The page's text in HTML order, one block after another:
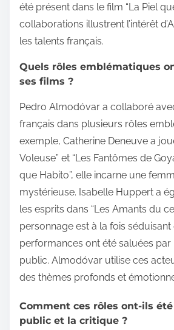
été présent dans le film “La Piel
collaborations illustrent l’intérêt
les talents français.
Quels rôles emblématiques
ses films ?
Pedro Almodóvar a collaboré
français dans plusieurs rôles
exemple, Catherine Deneuve a
Voleuse” et “Les Fantômes de
que Habito”, elle incarne une
mystérieuse. Isabelle Huppert a
les esprits dans “Les Amants du
personnage est à la fois séduisant
performances ont été saluées par
public. Almodóvar utilise ces
des thèmes profonds et
Comment ces rôles ont-ils
public et la critique ?